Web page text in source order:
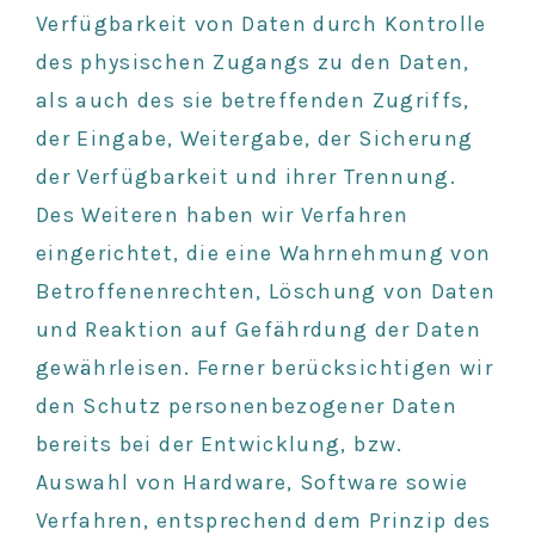
Verfügbarkeit von Daten durch Kontrolle
des physischen Zugangs zu den Daten,
als auch des sie betreffenden Zugriffs,
der Eingabe, Weitergabe, der Sicherung
der Verfügbarkeit und ihrer Trennung.
Des Weiteren haben wir Verfahren
eingerichtet, die eine Wahrnehmung von
Betroffenenrechten, Löschung von Daten
und Reaktion auf Gefährdung der Daten
gewährleisen. Ferner berücksichtigen wir
den Schutz personenbezogener Daten
bereits bei der Entwicklung, bzw.
Auswahl von Hardware, Software sowie
Verfahren, entsprechend dem Prinzip des